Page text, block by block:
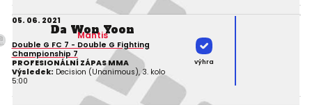
05. 06. 2021
Da Won Yoon
Mantis
Double G FC 7 - Double G Fighting
Championship 7
PROFESIONÁLNÍ ZÁPAS MMA
Výsledek: Decision (Unanimous), 3. kolo
5:00
výhra